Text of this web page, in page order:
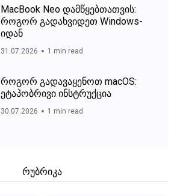
MacBook Neo დამწყებთათვის:
როგორ გადახვიდეთ Windows-
იდან
31.07.2026 1 min read
როგორ გადავაყენოთ macOS:
ეტაპობრივი ინსტრუქცია
30.07.2026 1 min read
რუბრიკა